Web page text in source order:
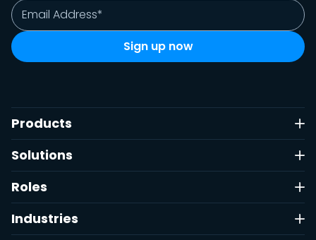
Products
Solutions
Roles
Industries